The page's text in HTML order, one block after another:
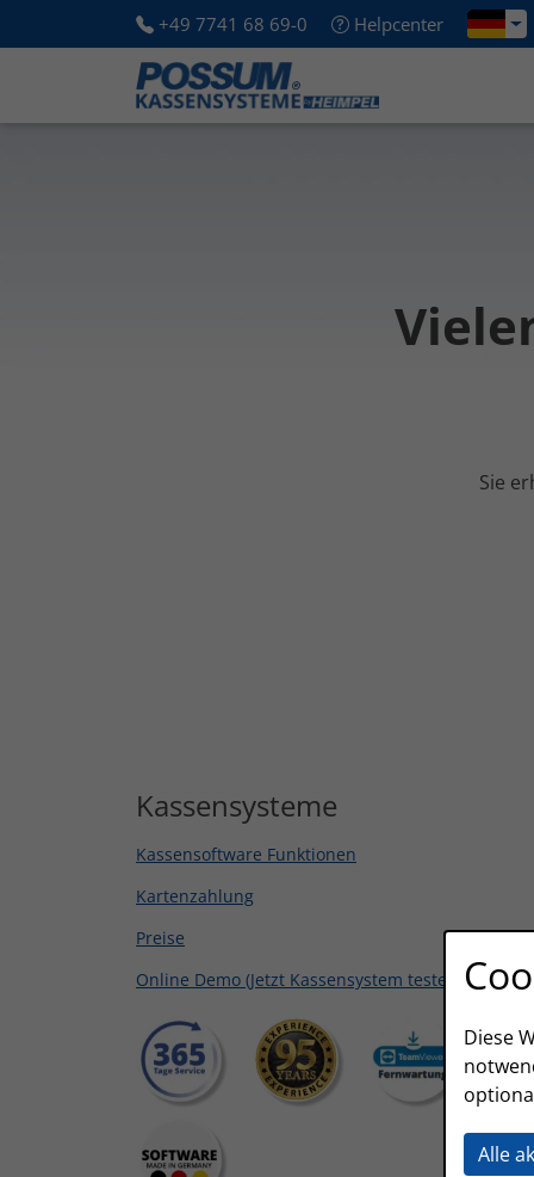
+49 7741 68 69-0 Helpcenter
Sie
Kassensysteme
Kassensoftware Funktionen
Kartenzahlung
Preise
Online Demo (Jetzt Kassensystem testen)
Diese
Alle